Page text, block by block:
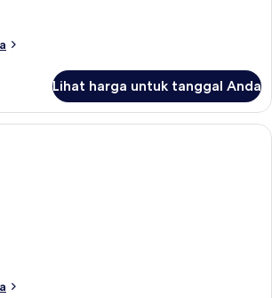
Lihat harga untuk tanggal Anda
Brankas, ruang kerja ramah laptop,